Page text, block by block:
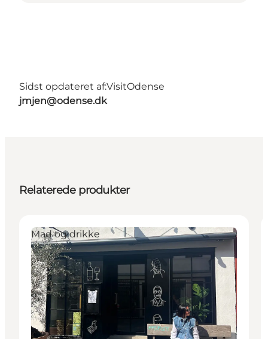
Sidst opdateret af:VisitOdense
jmjen@odense.dk
Relaterede produkter
Mad og drikke